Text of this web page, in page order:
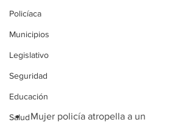
Policíaca
Municipios
Legislativo
Seguridad
Educación
SaludMujer policía atropella a un